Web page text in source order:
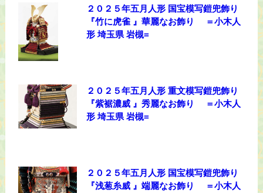
２０２５年五月人形 国宝模写鎧兜飾り
『竹に虎雀 』華麗なお飾り ＝小木人
形 埼玉県 岩槻=
２０２５年五月人形 重文模写鎧兜飾り
『紫裾濃威 』秀麗なお飾り ＝小木人
形 埼玉県 岩槻=
２０２５年五月人形 国宝模写鎧兜飾り
『浅葱糸威 』端麗なお飾り ＝小木人